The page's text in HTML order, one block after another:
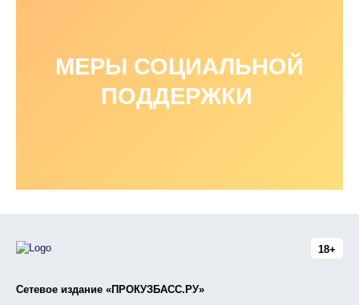
МЕРЫ СОЦИАЛЬНОЙ
ПОДДЕРЖКИ
18+
Сетевое издание «ПРОКУЗБАСС.РУ»